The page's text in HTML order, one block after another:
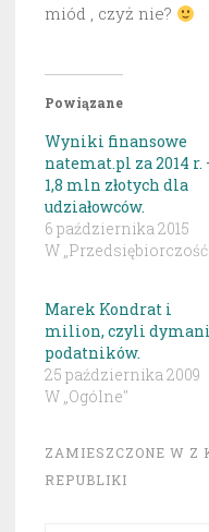
miód , czyż nie?
Powiązane
Wyniki finansowe
natemat.pl za 2014 r.
1,8 mln złotych dla
udziałowców.
6 października 2015
W
Marek Kondrat i
milion, czyli
podatników.
25 października 2009
W „Ogólne"
ZAMIESZCZONE W Z
REPUBLIKI